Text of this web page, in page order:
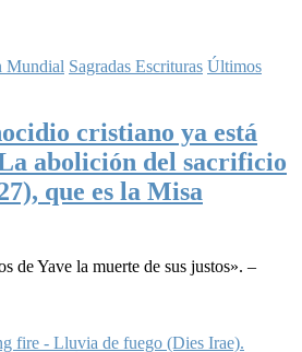
Mundial Sagradas Escrituras Últimos
cristiano ya está
abolición del sacrificio
que es la Misa
de Yave la muerte de sus justos». –